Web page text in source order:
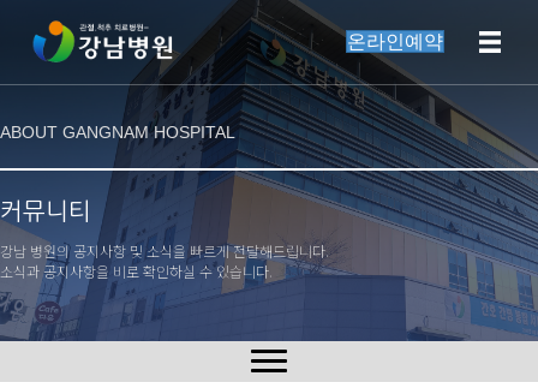
온라인예약
ABOUT GANGNAM HOSPITAL
커뮤니티
강남 병원의 공지사항 및 소식을 빠르게 전달해드립니다.
소식과 공지사항을 비로 확인하실 수 있습니다.